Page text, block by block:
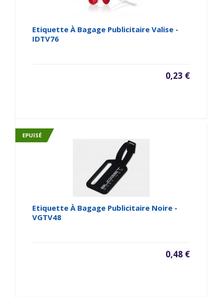
Etiquette À Bagage Publicitaire Valise -
IDTV76
0,23 €
EPUISÉ
Etiquette À Bagage Publicitaire Noire -
VGTV48
0,48 €